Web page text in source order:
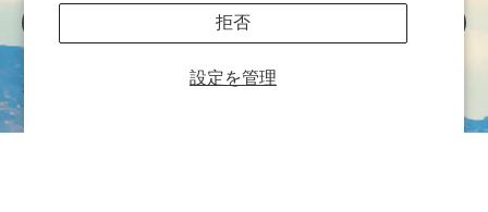
設定を管理
拒否
サインアップ
このサイトはhCaptchaによって保護されており、hCaptcha
規約